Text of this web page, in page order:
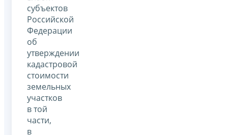
субъектов
Российской
Федерации
об
утверждении
кадастровой
стоимости
земельных
участков
в той
части,
в